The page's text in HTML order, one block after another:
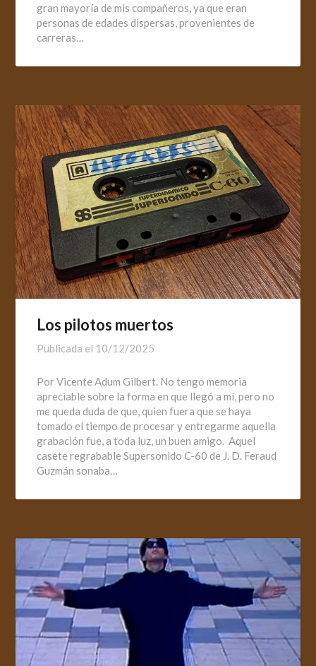
gran mayoría de mis compañeros, ya que eran
personas de edades dispersas, provenientes de
carreras…
Los pilotos muertos
Publicada el 10/12/2025
Por Vicente Adum Gilbert. No tengo memoria
apreciable sobre la forma en que llegó a mí, pero no
me queda duda de que, quien fuera que se haya
tomado el tiempo de procesar y entregarme aquella
grabación fue, a toda luz, un buen amigo. Aquel
casete regrabable Supersonido C-60 de J. D. Feraud
Guzmán sonaba…